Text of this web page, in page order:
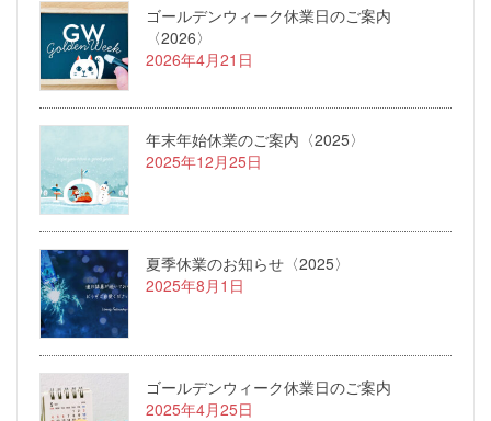
ゴールデンウィーク休業日のご案内
〈2026〉
2026年4月21日
年末年始休業のご案内〈2025〉
2025年12月25日
夏季休業のお知らせ〈2025〉
2025年8月1日
ゴールデンウィーク休業日のご案内
2025年4月25日